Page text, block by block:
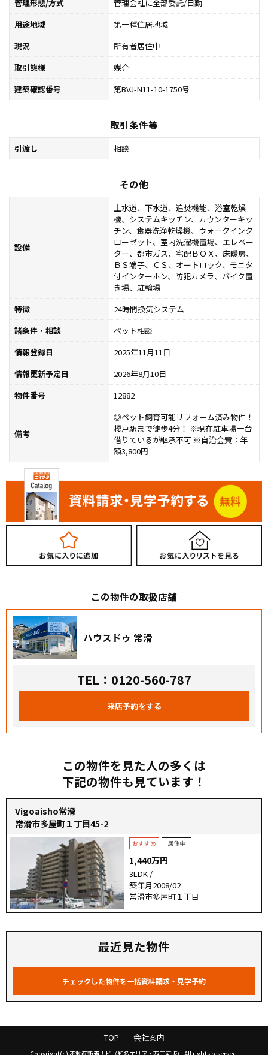
管理形態/方式
管理会社に全部委託/日勤
用途地域
第一種住居地域
現況
所有者居住中
取引態様
媒介
建築確認番号
第BVJ-N11-10-1750号
取引条件等
引渡し 相談
その他
設備
上水道、下水道、追焚機能、浴室乾燥
機、システムキッチン、カウンターキッ
チン、食器洗浄乾燥機、ウォークインク
ローゼット、室内洗濯機置場、エレベー
ター、都市ガス、宅配ＢＯＸ、床暖房、
ＢＳ端子、ＣＳ、オートロック、モニタ
付インターホン、防犯カメラ、バイク置
き場、駐輪場
特徴
24時間換気システム
諸条件・相談
ペット相談
情報登録日
2025年11月11日
情報更新予定日
2026年8月10日
物件番号
12882
備考
◎ペット飼育可能リフォーム済み物件！
榎戸駅まで徒歩4分！ ※現在駐車場一台
借りているが継承不可 ※自治会費：年
額3,800円
この物件の取扱店舗
ハウスドゥ 常滑
TEL：0120-560-787
来店予約をする
この物件を見た人の多くは
下記の物件も見ています！
Vigoaisho常滑
常滑市多屋町１丁目45-2
1,440万円
3LDK /
築年月2008/02
常滑市多屋町１丁目
最近見た物件
TOP 会社案内